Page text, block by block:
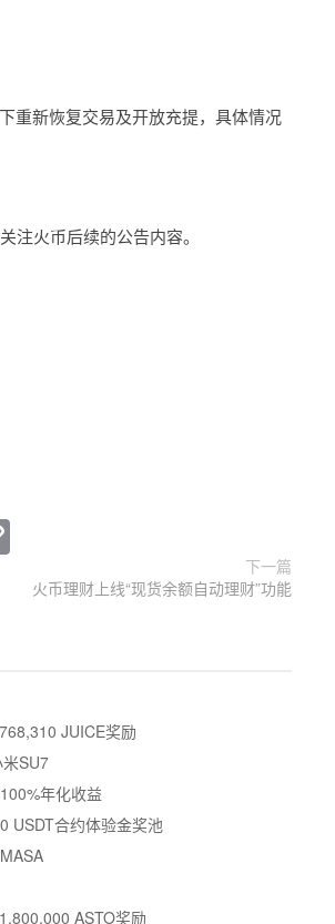
重新恢复交易及开放充提，具体情况
注火币后续的公告内容。
下一篇
火币理财上线“现货余额自动理财”功能
JUICE奖励
SU7
年化收益
USDT合约体验金奖池
ASTO奖励